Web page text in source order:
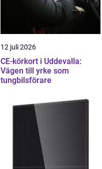
12 juli 2026
CE-körkort i Uddevalla:
Vägen till yrke som
tungbilsförare